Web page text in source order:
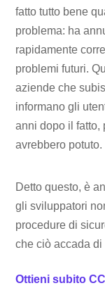
fatto tutto bene
problema: ha
rapidamente
problemi futuri.
aziende che
informano gli
anni dopo il fatto,
avrebbero potuto.
Detto questo, è
gli sviluppatori
procedure di
che ciò accada di
Ottieni subito